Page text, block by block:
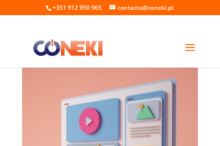
+351 912 950 965 contacto@coneki.pt